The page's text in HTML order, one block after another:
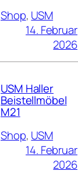
Shop, USM
14. Februar
2026
USM Haller
Beistellmöbel
M21
Shop, USM
14. Februar
2026